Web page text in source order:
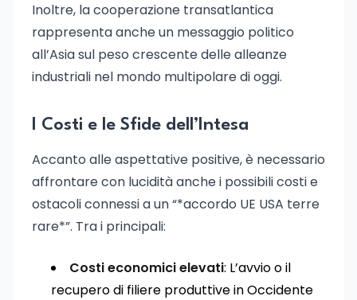
Inoltre, la cooperazione transatlantica
rappresenta anche un messaggio politico
all’Asia sul peso crescente delle alleanze
industriali nel mondo multipolare di oggi.
I Costi e le Sfide dell’Intesa
Accanto alle aspettative positive, è necessario
affrontare con lucidità anche i possibili costi e
ostacoli connessi a un “*accordo UE USA terre
rare*”. Tra i principali:
Costi economici elevati: L’avvio o il
recupero di filiere produttive in Occidente